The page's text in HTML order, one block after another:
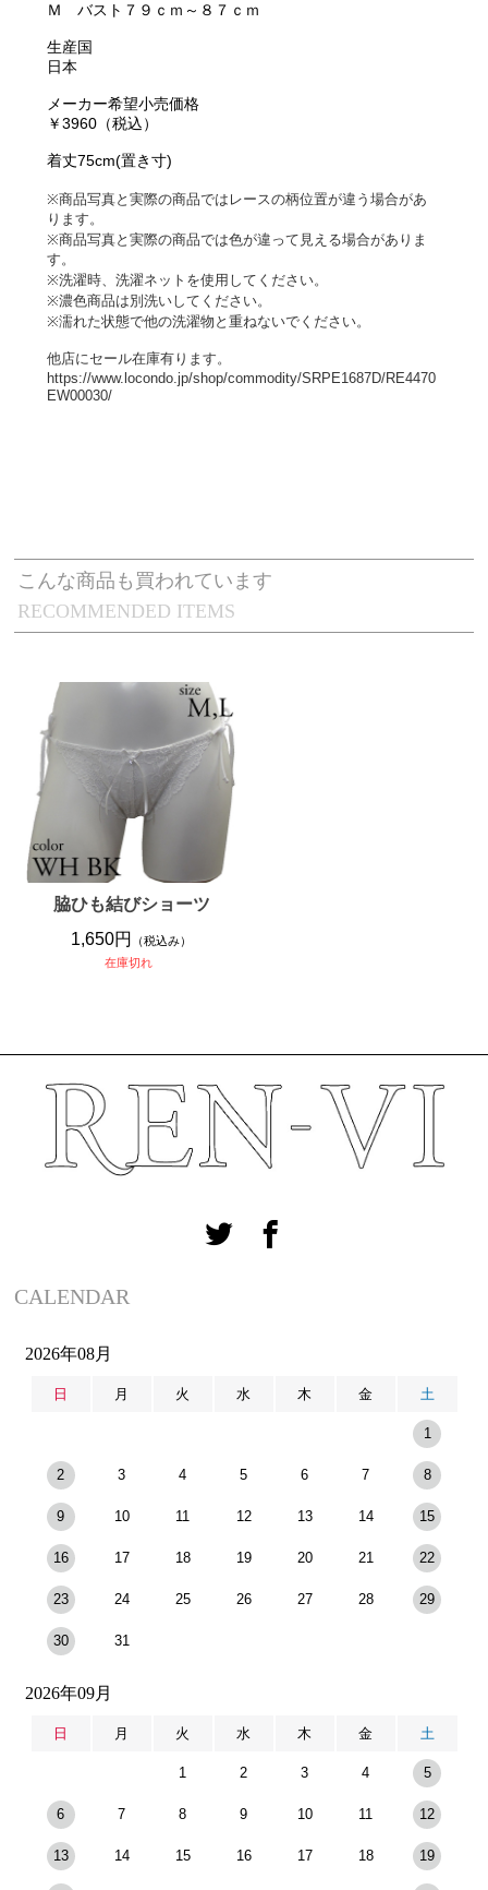
Ｍ バスト７９ｃｍ～８７ｃｍ
生産国
日本
メーカー希望小売価格
￥3960（税込）
着丈75cm(置き寸)
※商品写真と実際の商品ではレースの柄位置が違う場合があ
ります。
※商品写真と実際の商品では色が違って見える場合がありま
す。
※洗濯時、洗濯ネットを使用してください。
※濃色商品は別洗いしてください。
※濡れた状態で他の洗濯物と重ねないでください。
他店にセール在庫有ります。
https://www.locondo.jp/shop/commodity/SRPE1687D/RE4470
EW00030/
RECOMMENDED ITEMS
こんな商品も買われています
脇ひも結びショーツ
1,650円
（税込み）
在庫切れ
CALENDAR
2026年08月
日 月 火 水 木 金 土
1
2 3 4 5 6 7 8
9 10 11 12 13 14 15
16 17 18 19 20 21 22
23 24 25 26 27 28 29
30 31
2026年09月
日 月 火 水 木 金 土
1 2 3 4 5
6 7 8 9 10 11 12
13 14 15 16 17 18 19